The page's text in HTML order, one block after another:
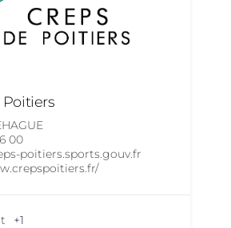
Poitiers
00
poitiers.sports.gouv.fr
+1